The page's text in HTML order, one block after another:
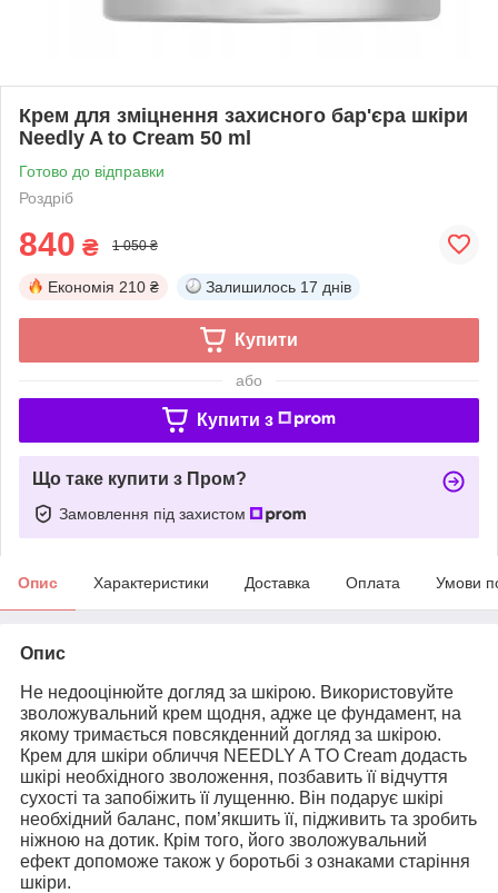
Крем для зміцнення захисного бар'єра шкіри
Needly A to Cream 50 ml
Готово до відправки
Роздріб
840 ₴ 1 050 ₴
Економія 210 ₴ Залишилось 17 днів
Купити
або
Купити з
Що таке купити з Пром?
Замовлення під захистом
Опис Характеристики Доставка Оплата Умови
Опис
Не недооцінюйте догляд за шкірою. Використовуйте
зволожувальний крем щодня, адже це фундамент, на
якому тримається повсякденний догляд за шкірою.
Крем для шкіри обличчя NEEDLY A TO Cream додасть
шкірі необхідного зволоження, позбавить її відчуття
сухості та запобіжить її лущенню. Він подарує шкірі
необхідний баланс, пом’якшить її, підживить та зробить
ніжною на дотик. Крім того, його зволожувальний
ефект допоможе також у боротьбі з ознаками старіння
шкіри.